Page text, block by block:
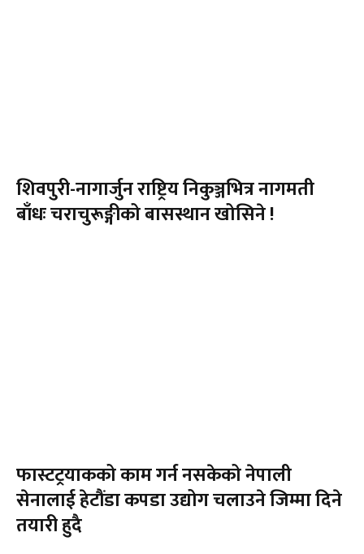
शिवपुरी-नागार्जुन राष्ट्रिय निकुञ्जभित्र नागमती
बाँधः चराचुरूङ्गीको बासस्थान खोसिने !
फास्टट्रयाकको काम गर्न नसकेको नेपाली
सेनालाई हेटौंडा कपडा उद्योग चलाउने जिम्मा दिने
तयारी हुदै